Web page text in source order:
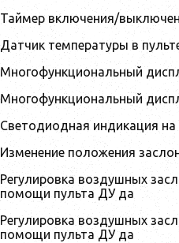
Таймер включения/
Датчик температуры в
Многофункциональный
Многофункциональный
Светодиодная индикация на
Изменение положения
Регулировка воздушных
помощи пульта ДУ да
Регулировка воздушных
помощи пульта ДУ да